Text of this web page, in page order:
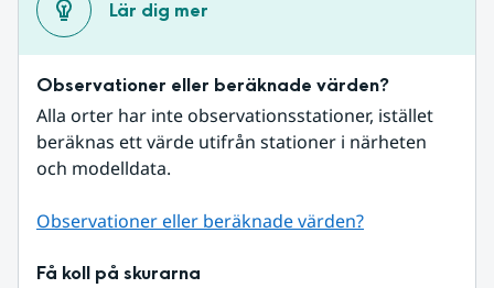
Lär dig mer
Observationer eller beräknade värden?
Alla orter har inte observationsstationer, istället
beräknas ett värde utifrån stationer i närheten
och modelldata.
Observationer eller beräknade värden?
Få koll på skurarna